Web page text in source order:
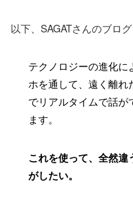
以下、SAGATさんのブロ
テクノロジーの進化
ホを通して、遠く離れ
でリアルタイムで話
ます。
これを使って、全然
がしたい。